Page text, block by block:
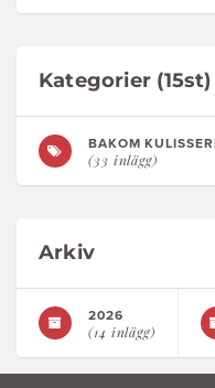
Kategorier (15st)
BAKOM
(33 inlägg)
Arkiv
2026
(14 inlägg)